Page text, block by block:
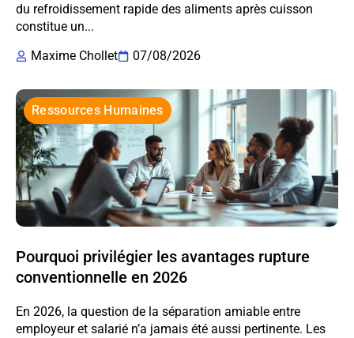
du refroidissement rapide des aliments après cuisson
constitue un...
Maxime Chollet
07/08/2026
Ressources Humaines
Pourquoi privilégier les avantages rupture
conventionnelle en 2026
En 2026, la question de la séparation amiable entre
employeur et salarié n’a jamais été aussi pertinente. Les